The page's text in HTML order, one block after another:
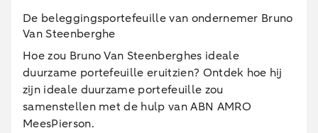
De beleggingsportefeuille van ondernemer Bruno
Van Steenberghe
Hoe zou Bruno Van Steenberghes ideale
duurzame portefeuille eruitzien? Ontdek hoe hij
zijn ideale duurzame portefeuille zou
samenstellen met de hulp van ABN AMRO
MeesPierson.